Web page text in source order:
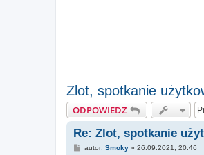
Zlot, spotkanie
ODPOWIEDZ
Re: Zlot, spotkanie
Pautor: Smoky» 26.09.2021, 20:46